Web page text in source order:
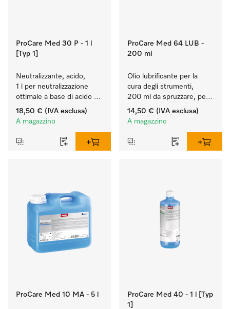
ProCare Med 30 P - 1 l
[Typ 1]
Neutralizzante, acido,
1 l per neutralizzazione
ottimale a base di acido
inorganico.
18,50 € (IVA esclusa)
A magazzino
ProCare Med 64 LUB -
200 ml
Olio lubrificante per la
cura degli strumenti,
200 ml da spruzzare, per
la cura manuale di
dispositivi medici.
14,50 € (IVA esclusa)
A magazzino
ProCare Med 10 MA - 5 l
ProCare Med 40 - 1 l [Typ
1]